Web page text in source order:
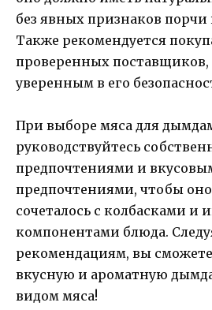
без явных признаков
Также рекомендуется
проверенных
уверенным в его
При выборе мяса для
руководствуйтесь
предпочтениями и
предпочтениями, чтобы
сочеталось с колбасками и
компонентами блюда.
рекомендациям, вы
вкусную и ароматную
видом мяса!